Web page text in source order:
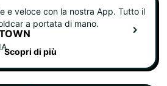
e veloce con la nostra App. Tutto il
a portata di mano.
Scopri di più